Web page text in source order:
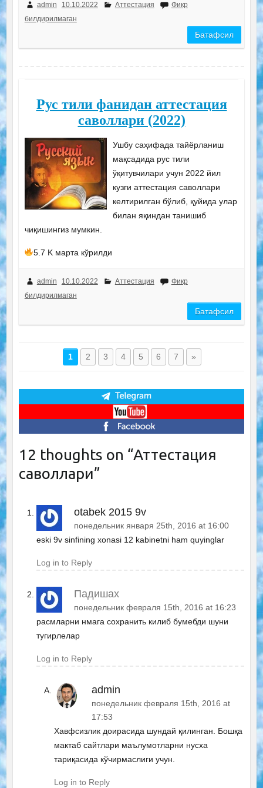
admin 10.10.2022 Аттестация
Фикр
билдирилмаган
Батафсил
Рус тили фанидан аттестация
саволлари (2022)
Ушбу саҳифада тайёрланиш
мақсадида рус тили
ўқитувчилари учун 2022 йил
кузги аттестация саволлари
келтирилган бўлиб, қуйида улар
билан яқиндан танишиб
чиқишингиз мумкин.
5.7 K марта кўрилди
admin 10.10.2022 Аттестация
Фикр
билдирилмаган
Батафсил
1 2 3 4 5 6 7 »
12 thoughts on “Аттестация
саволлари”
otabek 2015 9v
понедельник января 25th, 2016 at 16:00
eski 9v sinfining xonasi 12 kabinetni ham quyinglar
Log in to Reply
Падишах
понедельник февраля 15th, 2016 at 16:23
расмларни нмага сохранить килиб бумебди шуни
тугирлелар
Log in to Reply
admin
понедельник февраля 15th, 2016 at
17:53
Хавфсизлик доирасида шундай қилинган. Бошқа
мактаб сайтлари маълумотларни нусха
тариқасида кўчирмаслиги учун.
Log in to Reply